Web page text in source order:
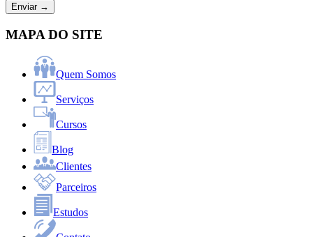
MAPA DO SITE
Quem Somos
Serviços
Cursos
Blog
Clientes
Parceiros
Estudos